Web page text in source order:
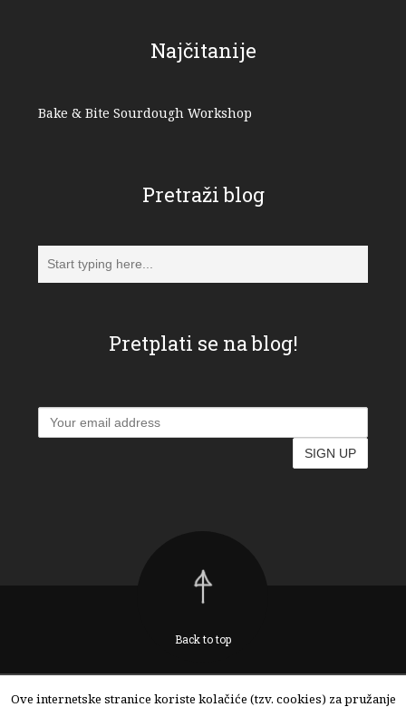
Najčitanije
Bake & Bite Sourdough Workshop
Pretraži blog
Pretplati se na blog!
Back to top
Ove internetske stranice koriste kolačiće (tzv. cookies) za pružanje